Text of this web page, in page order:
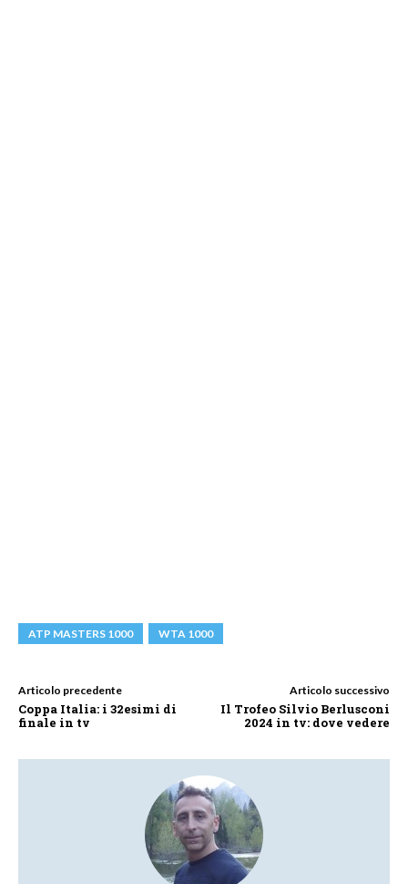
ATP MASTERS 1000 WTA 1000
Articolo precedente
Coppa Italia: i 32esimi di
finale in tv
Articolo successivo
Il Trofeo Silvio Berlusconi
2024 in tv: dove vedere